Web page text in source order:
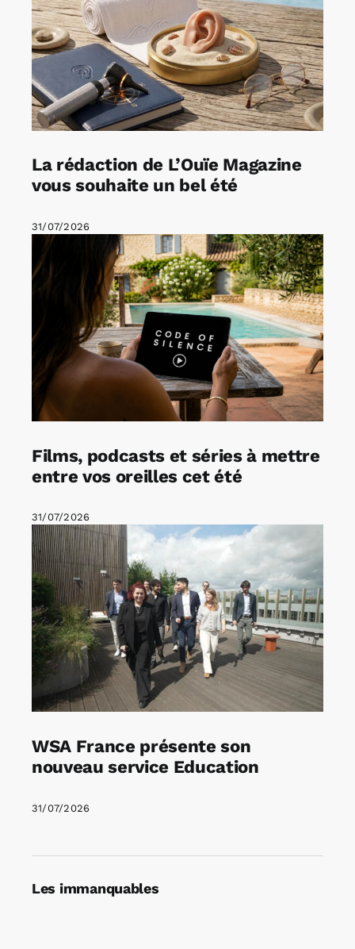
La rédaction de L’Ouïe Magazine
vous souhaite un bel été
31/07/2026
Films, podcasts et séries à mettre
entre vos oreilles cet été
31/07/2026
WSA France présente son
nouveau service Education
31/07/2026
Les immanquables